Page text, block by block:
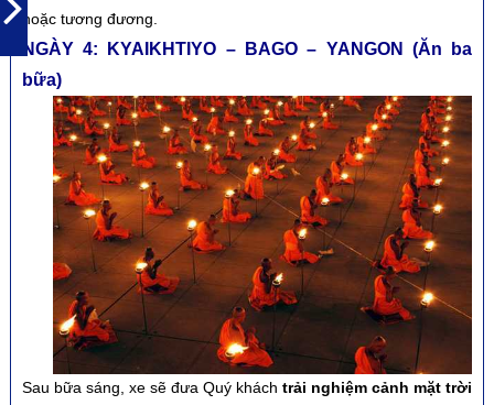
hoặc tương đương.
NGÀY 4: KYAIKHTIYO – BAGO – YANGON (Ăn ba
bữa)
Sau bữa sáng, xe sẽ đưa Quý kháchtrải nghiệm cảnh mặt trời